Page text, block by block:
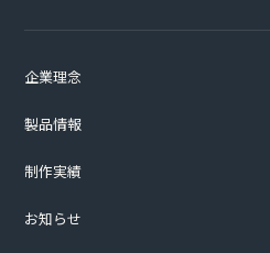
企業理念
製品情報
制作実績
お知らせ